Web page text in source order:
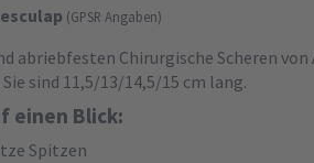
(GPSR Angaben)
abriebfesten Chirurgische Scheren von
sind 11,5/13/14,5/15 cm lang.
einen Blick:
Spitzen